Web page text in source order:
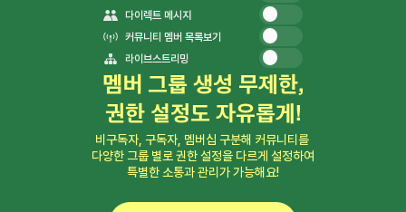
멤버 그룹 생성 무제한,
권한 설정도 자유롭게!
비구독자, 구독자, 멤버십 구분해 커뮤니티를
다양한 그룹 별로 권한 설정을 다르게 설정하여
특별한 소통과 관리가 가능해요!
다이렉트 메시지
커뮤니티 멤버 목록보기
라이브스트리밍